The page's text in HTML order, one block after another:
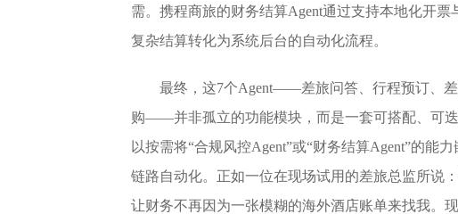
需。携程商旅的财务结算Agent通过支持本地化开
复杂结算转化为系统后台的自动化流程。
最终，这7个Agent——差旅问答、行程预订、
购——并非孤立的功能模块，而是一套可搭配、可
以按需将“合规风控Agent”或“财务结算Agent”的能
链路自动化。正如一位在现场试用的差旅总监所说
让财务不再因为一张模糊的海外酒店账单来找我。